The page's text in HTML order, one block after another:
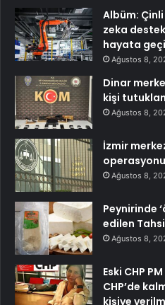
Albüm:
zeka
hayata
Ağustos 8,
Dinar
kişi
Ağustos 8,
İzmir
Ağustos 8,
Peynirinde
edilen
Ağustos 8,
Eski CHP
CHP’de
kişiye